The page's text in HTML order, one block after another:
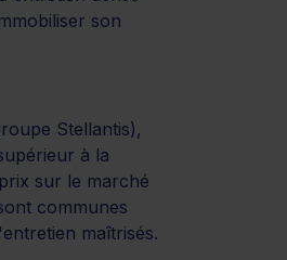
son
Stellantis),
à la
sur le marché
communes
maîtrisés.